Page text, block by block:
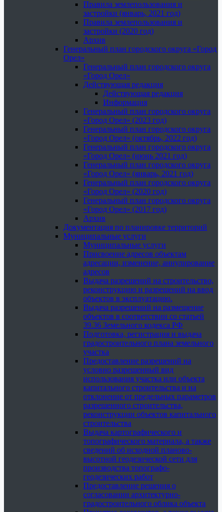
Правила землепользования и
застройки (январь, 2021 год)
Правила землепользования и
застройки (2020 год)
Архив
Генеральный план городского округа «Город
Орел»
Генеральный план городского округа
«Город Орел»
Действующая редакция
Действующая редакция
Информация
Генеральный план городского округа
«Город Орел» (2023 год)
Генеральный план городского округа
«Город Орел» (октябрь, 2022 год)
Генеральный план городского округа
«Город Орел» (июнь 2021 год)
Генеральный план городского округа
«Город Орел» (январь, 2021 год)
Генеральный план городского округа
«Город Орел» (2020 год)
Генеральный план городского округа
«Город Орел» (2017 год)
Архив
Документация по планировке территорий
Муниципальные услуги
Муниципальные услуги
Присвоение адресов объектам
адресации, изменение, аннулирование
адресов
Выдача разрешений на строительство,
реконструкцию и разрешений на ввод
объектов в эксплуатацию.
Выдача разрешений на размещение
объектов в соответствии со статьей
39.36 Земельного кодекса РФ
Подготовка, регистрация и выдача
градостроительного плана земельного
участка
Предоставление разрешений на
условно разрешенный вид
использования участка или объекта
капитального строительства и на
отклонение от предельных параметров
разрешенного строительства,
реконструкции объектов капитального
строительства
Выдача картографического и
топографического материала, а также
сведений об исходной планово-
высотной геодезической сети для
производства топографо-
геодезических работ
Предоставление решения о
согласовании архитектурно-
градостроительного облика объекта